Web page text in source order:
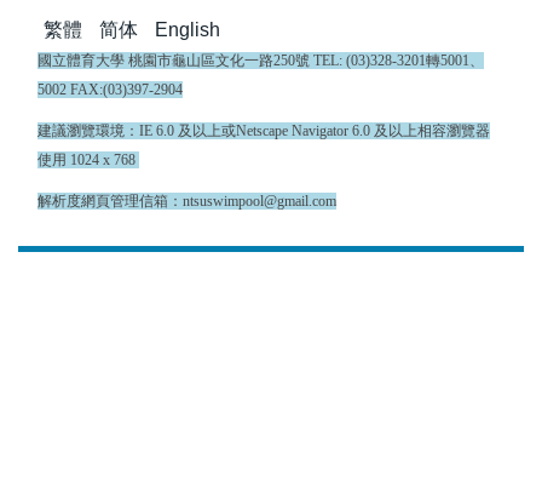
繁體 简体 English
國立體育大學 桃園市龜山區文化一路250號 TEL: (03)328-3201轉5001、
5002 FAX:(03)397-2904
建議瀏覽環境：IE 6.0 及以上或Netscape Navigator 6.0 及以上相容瀏覽器
使用 1024 x 768
解析度網頁管理信箱：ntsuswimpool@gmail.com